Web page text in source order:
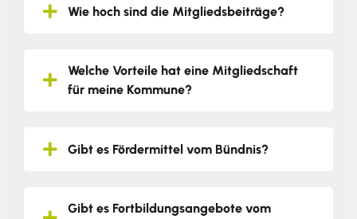
Wie hoch sind die Mitgliedsbeiträge?
Welche Vorteile hat eine Mitgliedschaft
für meine Kommune?
Gibt es Fördermittel vom Bündnis?
Gibt es Fortbildungsangebote vom